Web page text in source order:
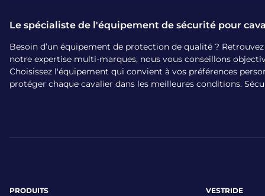
Le spécialiste de l'équipement de sécurité pour
Besoin d’un équipement de protection de qualité ?
notre expertise multi-marques, nous vous conseillons
Choisissez l'équipement qui convient à vos préférences
protéger chaque cavalier dans les meilleures conditions.
PRODUITS VESTRIDE